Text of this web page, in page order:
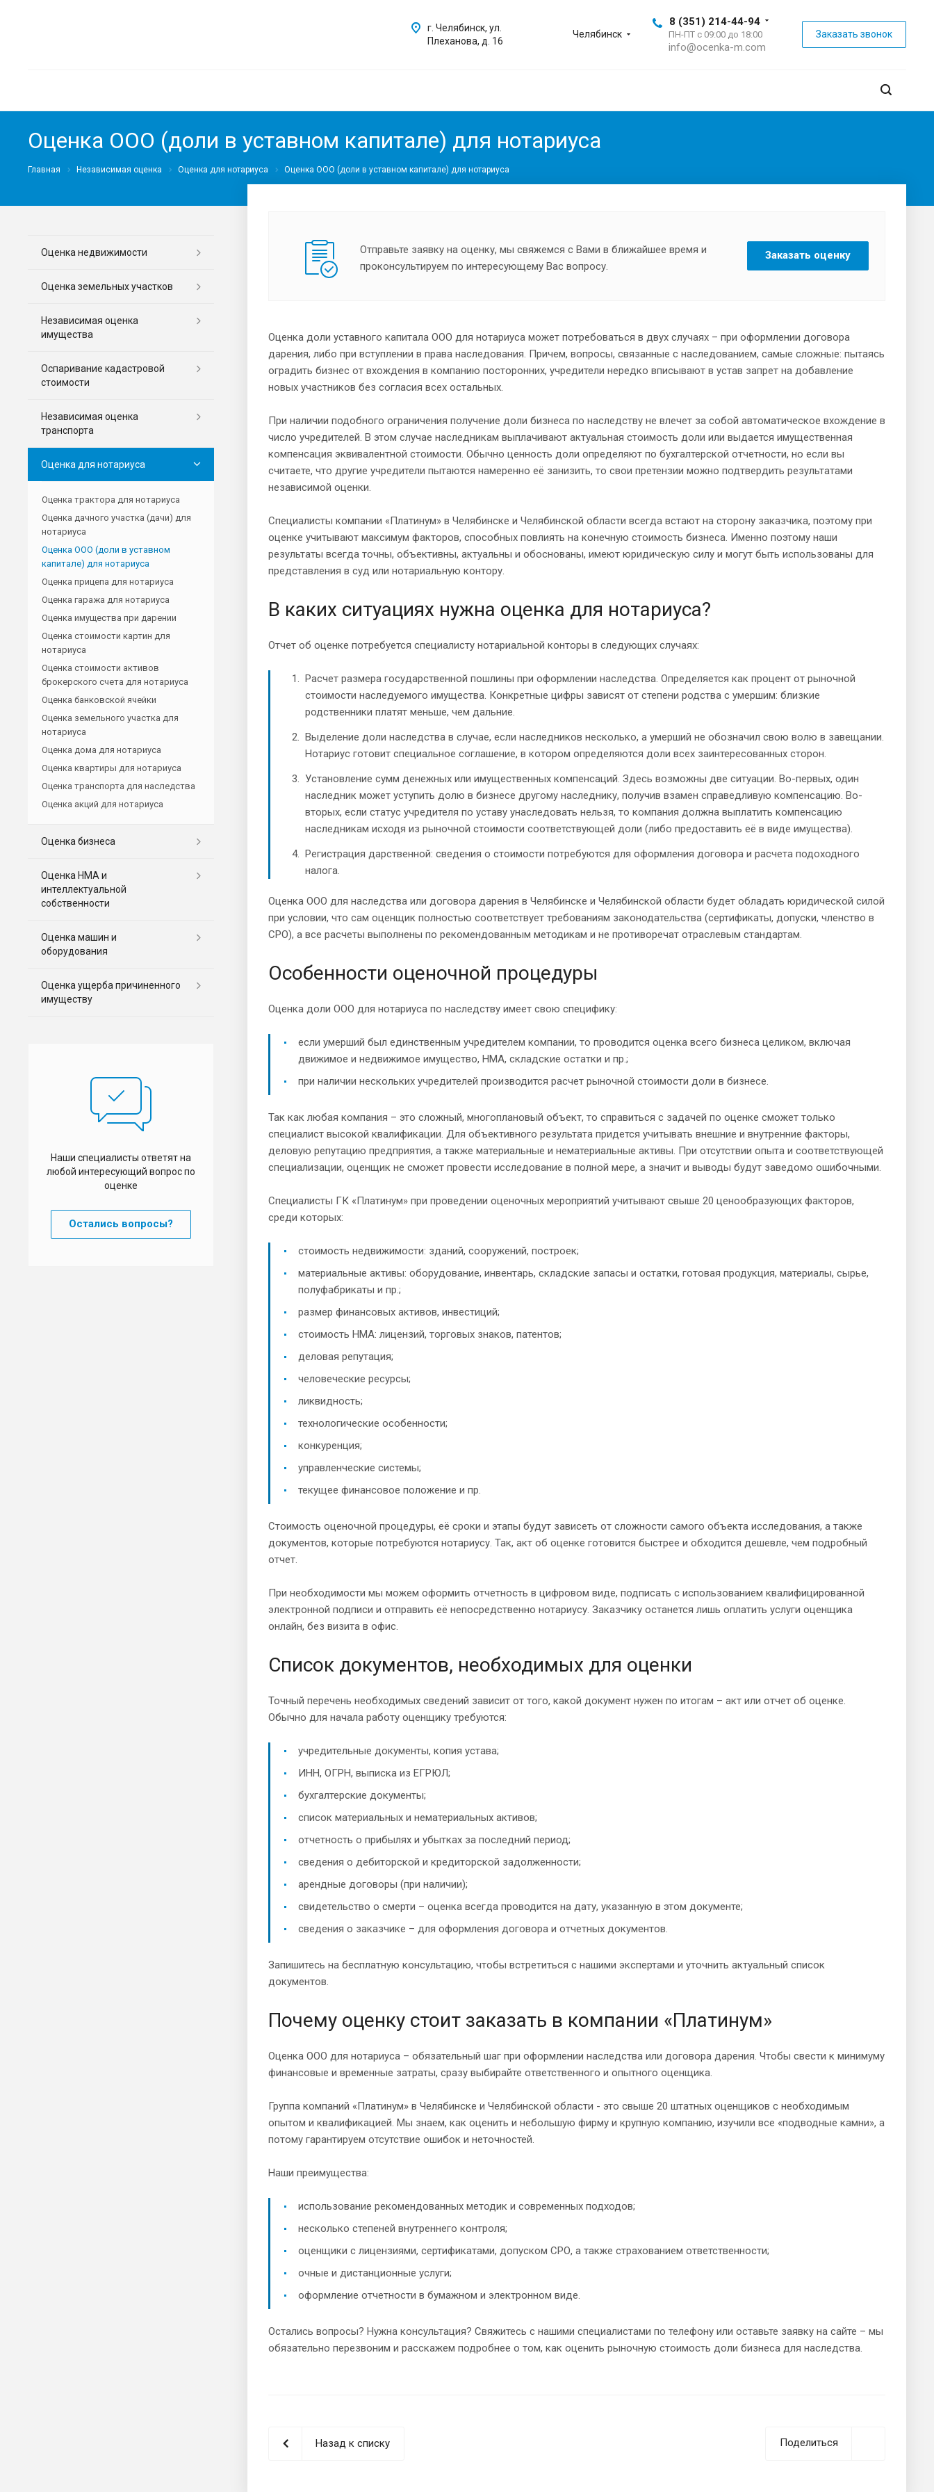
Челябинск
8 (351) 214-44-94
ПН-ПТ с 09:00 до 18:00
info@ocenka-m.com
Заказать звонок
г. Челябинск, ул.
Плеханова, д. 16
Оценка ООО (доли в уставном капитале) для нотариуса
Главная Независимая оценка Оценка для нотариуса Оценка ООО (доли в уставном капитале) для нотариуса
Отправьте заявку на оценку, мы свяжемся с Вами в ближайшее время и
проконсультируем по интересующему Вас вопросу.
Заказать оценку
Оценка доли уставного капитала ООО для нотариуса может потребоваться в двух случаях – при оформлении договора
дарения, либо при вступлении в права наследования. Причем, вопросы, связанные с наследованием, самые сложные: пытаясь
оградить бизнес от вхождения в компанию посторонних, учредители нередко вписывают в устав запрет на добавление
новых участников без согласия всех остальных.
При наличии подобного ограничения получение доли бизнеса по наследству не влечет за собой автоматическое вхождение в
число учредителей. В этом случае наследникам выплачивают актуальная стоимость доли или выдается имущественная
компенсация эквивалентной стоимости. Обычно ценность доли определяют по бухгалтерской отчетности, но если вы
считаете, что другие учредители пытаются намеренно её занизить, то свои претензии можно подтвердить результатами
независимой оценки.
Специалисты компании «Платинум» в Челябинске и Челябинской области всегда встают на сторону заказчика, поэтому при
оценке учитывают максимум факторов, способных повлиять на конечную стоимость бизнеса. Именно поэтому наши
результаты всегда точны, объективны, актуальны и обоснованы, имеют юридическую силу и могут быть использованы для
представления в суд или нотариальную контору.
В каких ситуациях нужна оценка для нотариуса?
Отчет об оценке потребуется специалисту нотариальной конторы в следующих случаях:
Расчет размера государственной пошлины при оформлении наследства. Определяется как процент от рыночной
стоимости наследуемого имущества. Конкретные цифры зависят от степени родства с умершим: близкие
родственники платят меньше, чем дальние.
Выделение доли наследства в случае, если наследников несколько, а умерший не обозначил свою волю в завещании.
Нотариус готовит специальное соглашение, в котором определяются доли всех заинтересованных сторон.
Установление сумм денежных или имущественных компенсаций. Здесь возможны две ситуации. Во-первых, один
наследник может уступить долю в бизнесе другому наследнику, получив взамен справедливую компенсацию. Во-
вторых, если статус учредителя по уставу унаследовать нельзя, то компания должна выплатить компенсацию
наследникам исходя из рыночной стоимости соответствующей доли (либо предоставить её в виде имущества).
Регистрация дарственной: сведения о стоимости потребуются для оформления договора и расчета подоходного
налога.
Оценка ООО для наследства или договора дарения в Челябинске и Челябинской области будет обладать юридической силой
при условии, что сам оценщик полностью соответствует требованиям законодательства (сертификаты, допуски, членство в
СРО), а все расчеты выполнены по рекомендованным методикам и не противоречат отраслевым стандартам.
Особенности оценочной процедуры
Оценка доли ООО для нотариуса по наследству имеет свою специфику:
если умерший был единственным учредителем компании, то проводится оценка всего бизнеса целиком, включая
движимое и недвижимое имущество, НМА, складские остатки и пр.;
при наличии нескольких учредителей производится расчет рыночной стоимости доли в бизнесе.
Так как любая компания – это сложный, многоплановый объект, то справиться с задачей по оценке сможет только
специалист высокой квалификации. Для объективного результата придется учитывать внешние и внутренние факторы,
деловую репутацию предприятия, а также материальные и нематериальные активы. При отсутствии опыта и соответствующей
специализации, оценщик не сможет провести исследование в полной мере, а значит и выводы будут заведомо ошибочными.
Специалисты ГК «Платинум» при проведении оценочных мероприятий учитывают свыше 20 ценообразующих факторов,
среди которых:
стоимость недвижимости: зданий, сооружений, построек;
материальные активы: оборудование, инвентарь, складские запасы и остатки, готовая продукция, материалы, сырье,
полуфабрикаты и пр.;
размер финансовых активов, инвестиций;
стоимость НМА: лицензий, торговых знаков, патентов;
деловая репутация;
человеческие ресурсы;
ликвидность;
технологические особенности;
конкуренция;
управленческие системы;
текущее финансовое положение и пр.
Стоимость оценочной процедуры, её сроки и этапы будут зависеть от сложности самого объекта исследования, а также
документов, которые потребуются нотариусу. Так, акт об оценке готовится быстрее и обходится дешевле, чем подробный
отчет.
При необходимости мы можем оформить отчетность в цифровом виде, подписать с использованием квалифицированной
электронной подписи и отправить её непосредственно нотариусу. Заказчику останется лишь оплатить услуги оценщика
онлайн, без визита в офис.
Список документов, необходимых для оценки
Точный перечень необходимых сведений зависит от того, какой документ нужен по итогам – акт или отчет об оценке.
Обычно для начала работу оценщику требуются:
учредительные документы, копия устава;
ИНН, ОГРН, выписка из ЕГРЮЛ;
бухгалтерские документы;
список материальных и нематериальных активов;
отчетность о прибылях и убытках за последний период;
сведения о дебиторской и кредиторской задолженности;
арендные договоры (при наличии);
свидетельство о смерти – оценка всегда проводится на дату, указанную в этом документе;
сведения о заказчике – для оформления договора и отчетных документов.
Запишитесь на бесплатную консультацию, чтобы встретиться с нашими экспертами и уточнить актуальный список
документов.
Почему оценку стоит заказать в компании «Платинум»
Оценка ООО для нотариуса – обязательный шаг при оформлении наследства или договора дарения. Чтобы свести к минимуму
финансовые и временные затраты, сразу выбирайте ответственного и опытного оценщика.
Группа компаний «Платинум» в Челябинске и Челябинской области - это свыше 20 штатных оценщиков с необходимым
опытом и квалификацией. Мы знаем, как оценить и небольшую фирму и крупную компанию, изучили все «подводные камни», а
потому гарантируем отсутствие ошибок и неточностей.
Наши преимущества:
использование рекомендованных методик и современных подходов;
несколько степеней внутреннего контроля;
оценщики с лицензиями, сертификатами, допуском СРО, а также страхованием ответственности;
очные и дистанционные услуги;
оформление отчетности в бумажном и электронном виде.
Остались вопросы? Нужна консультация? Свяжитесь с нашими специалистами по телефону или оставьте заявку на сайте – мы
обязательно перезвоним и расскажем подробнее о том, как оценить рыночную стоимость доли бизнеса для наследства.
Поделиться
Назад к списку
Оценка недвижимости
Оценка земельных участков
Независимая оценка
имущества
Оспаривание кадастровой
стоимости
Независимая оценка
транспорта
Оценка для нотариуса
Оценка трактора для нотариуса
Оценка дачного участка (дачи) для
нотариуса
Оценка ООО (доли в уставном
капитале) для нотариуса
Оценка прицепа для нотариуса
Оценка гаража для нотариуса
Оценка имущества при дарении
Оценка стоимости картин для
нотариуса
Оценка стоимости активов
брокерского счета для нотариуса
Оценка банковской ячейки
Оценка земельного участка для
нотариуса
Оценка дома для нотариуса
Оценка квартиры для нотариуса
Оценка транспорта для наследства
Оценка акций для нотариуса
Оценка бизнеса
Оценка НМА и
интеллектуальной
собственности
Оценка машин и
оборудования
Оценка ущерба причиненного
имуществу
Наши специалисты ответят на
любой интересующий вопрос по
оценке
Остались вопросы?